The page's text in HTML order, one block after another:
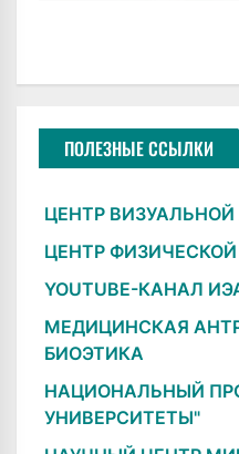
ПОЛЕЗНЫЕ ССЫЛКИ
ЦЕНТР
ЦЕНТР
YOUTUBE-КАНАЛ
МЕДИЦИНСКАЯ
БИОЭТИКА
НАЦИОНАЛЬНЫЙ
УНИВЕРСИТЕТЫ"